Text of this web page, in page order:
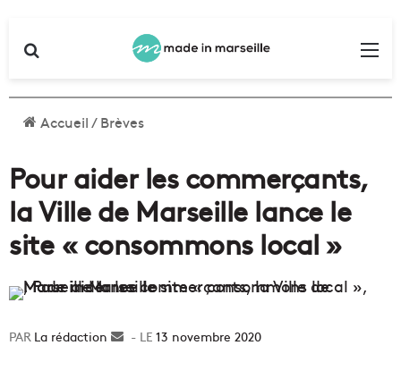
Accueil/Brèves
Pour aider les commerçants,
la Ville de Marseille lance le
site « consommons local »
La rédaction
Envoyer13 novembre 2020